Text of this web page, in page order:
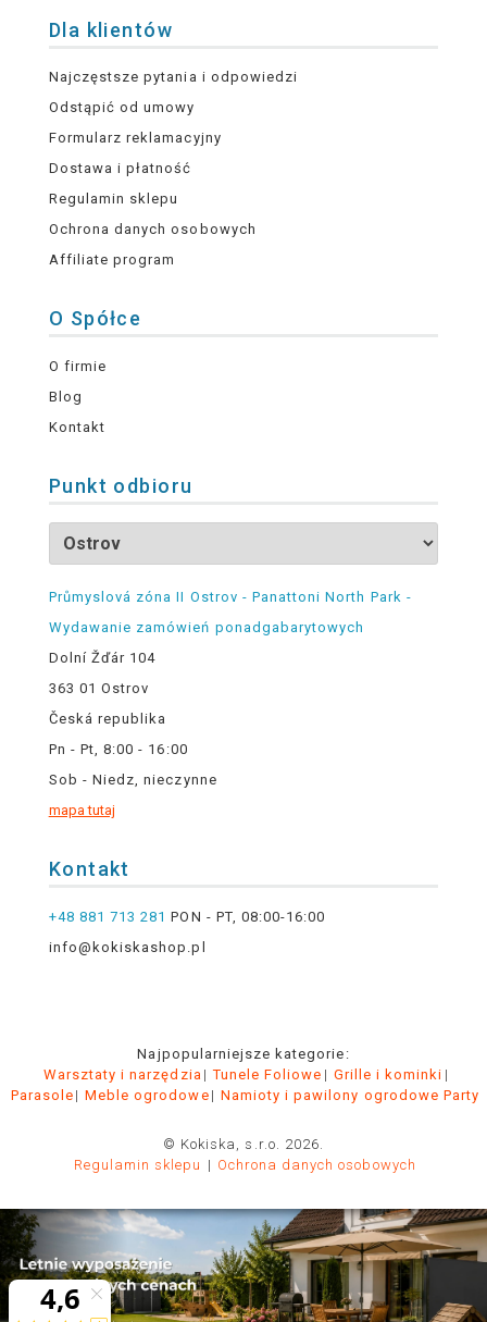
Dla klientów
Najczęstsze pytania i odpowiedzi
Odstąpić od umowy
Formularz reklamacyjny
Dostawa i płatność
Regulamin sklepu
Ochrona danych osobowych
Affiliate program
O Spółce
O firmie
Blog
Kontakt
Punkt odbioru
Průmyslová zóna II Ostrov - Panattoni North Park -
Wydawanie zamówień ponadgabarytowych
Dolní Žďár 104
363 01 Ostrov
Česká republika
Pn - Pt, 8:00 - 16:00
Sob - Niedz, nieczynne
mapa tutaj
Kontakt
+48 881 713 281 PON - PT, 08:00-16:00
info@kokiskashop.pl
Najpopularniejsze kategorie:
Warsztaty i narzędzia
Tunele Foliowe
Grille i kominki
Parasole
Meble ogrodowe Namioty i pawilony ogrodowe Party
© Kokiska, s.r.o. 2026.
Regulamin sklepu
Ochrona danych osobowych